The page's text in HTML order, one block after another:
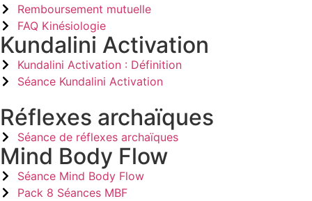
Remboursement mutuelle
FAQ Kinésiologie
Kundalini Activation
Kundalini Activation : Définition
Séance Kundalini Activation
Réflexes archaïques
Séance de réflexes archaïques
Mind Body Flow
Séance Mind Body Flow
Pack 8 Séances MBF